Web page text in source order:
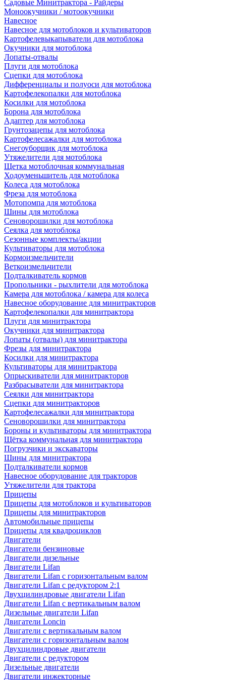
Садовые Минитрактора - Райдеры
Моноокучники / мотоокучники
Навесное
Навесное для мотоблоков и культиваторов
Картофелевыкапыватели для мотоблока
Окучники для мотоблока
Лопаты-отвалы
Плуги для мотоблока
Сцепки для мотоблока
Дифференциалы и полуоси для мотоблока
Картофелекопалки для мотоблока
Косилки для мотоблока
Борона для мотоблока
Адаптер для мотоблока
Грунтозацепы для мотоблока
Картофелесажалки для мотоблока
Снегоуборщик для мотоблока
Утяжелители для мотоблока
Щетка мотоблочная коммунальная
Ходоуменьшитель для мотоблока
Колеса для мотоблока
Фреза для мотоблока
Мотопомпа для мотоблока
Шины для мотоблока
Сеноворошилки для мотоблока
Сеялка для мотоблока
Сезонные комплекты/акции
Культиваторы для мотоблока
Кормоизмельчители
Веткоизмельчители
Подталкиватель кормов
Пропольники - рыхлители для мотоблока
Камера для мотоблока / камера для колеса
Навесное оборудование для минитракторов
Картофелекопалки для минитрактора
Плуги для минитрактора
Окучники для минитрактора
Лопаты (отвалы) для минитрактора
Фрезы для минитрактора
Косилки для минитрактора
Культиваторы для минитрактора
Опрыскиватели для минитракторов
Разбрасыватели для минитрактора
Сеялки для минитрактора
Сцепки для минитракторов
Картофелесажалки для минитрактора
Сеноворошилки для минитрактора
Бороны и культиваторы для минитрактора
Щётка коммунальная для минитрактора
Погрузчики и экскаваторы
Шины для минитрактора
Подталкиватели кормов
Навесное оборудование для тракторов
Утяжелители для трактора
Прицепы
Прицепы для мотоблоков и культиваторов
Прицепы для минитракторов
Автомобильные прицепы
Прицепы для квадроциклов
Двигатели
Двигатели бензиновые
Двигатели дизельные
Двигатели Lifan
Двигатели Lifan с горизонтальным валом
Двигатели Lifan с редуктором 2:1
Двухцилиндровые двигатели Lifan
Двигатели Lifan с вертикальным валом
Дизельные двигатели Lifan
Двигатели Loncin
Двигатели с вертикальным валом
Двигатели с горизонтальным валом
Двухцилиндровые двигатели
Двигатели с редуктором
Дизельные двигатели
Двигатели инжекторные